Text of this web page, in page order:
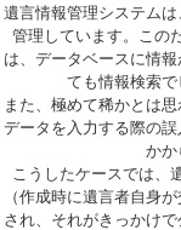
遺言情報管理システム
管理しています。この
は、データベースに情
ても情報検索で
また、極めて稀かとは
データを入力する際の
かか
こうしたケースでは、
（作成時に遺言者自身
され、それがきっかけ